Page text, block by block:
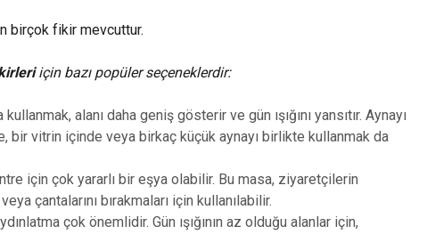
birçok fikir mevcuttur.
için bazı popüler seçeneklerdir:
alanı daha geniş gösterir ve gün ışığını yansıtır. Aynayı
bir vitrin içinde veya birkaç küçük aynayı birlikte kullanmak da
için çok yararlı bir eşya olabilir. Bu masa, ziyaretçilerin
çantalarını bırakmaları için kullanılabilir.
çok önemlidir. Gün ışığının az olduğu alanlar için,